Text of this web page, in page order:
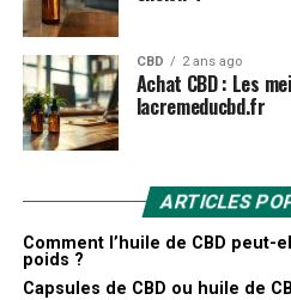
un vaste réseau de récepteurs,
endocannabinoïde. Le but de
notre corps à rester équilibré
générale, même lorsque des
certains choix de vie
et les autres cannabinoïdes
du système
compléter ses efforts pour
en soutenant de nombreux
corps.
CBD 2 ans ago
Achat CBD : Les
lacremeducbd.fr
ARTICLES
Comment l’huile de CBD peut-
poids ?
Capsules de CBD ou huile de